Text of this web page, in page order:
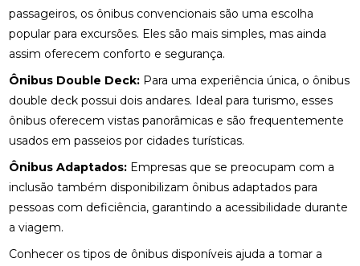
passageiros, os ônibus convencionais são uma escolha
popular para excursões. Eles são mais simples, mas ainda
assim oferecem conforto e segurança.
Ônibus Double Deck: Para uma experiência única, o ônibus
double deck possui dois andares. Ideal para turismo, esses
ônibus oferecem vistas panorâmicas e são frequentemente
usados em passeios por cidades turísticas.
Ônibus Adaptados: Empresas que se preocupam com a
inclusão também disponibilizam ônibus adaptados para
pessoas com deficiência, garantindo a acessibilidade durante
a viagem.
Conhecer os tipos de ônibus disponíveis ajuda a tomar a